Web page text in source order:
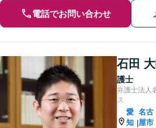
電話でお問い合わせ
石田
護士
弁護士法人
ス
愛
知 |
名古
屋市